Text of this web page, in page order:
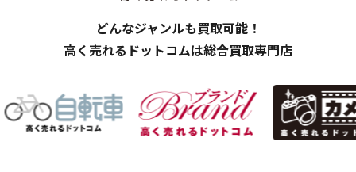
どんなジャンルも買取可能！
高く売れるドットコムは総合買取専門店